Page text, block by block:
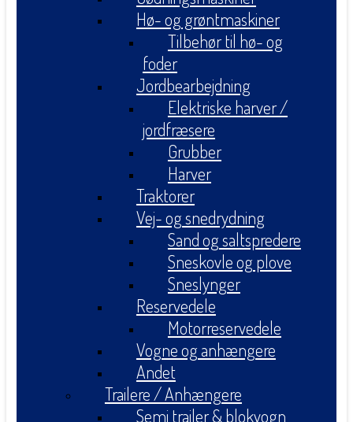
Hø- og grøntmaskiner
Tilbehør til hø- og
foder
Jordbearbejdning
Elektriske harver /
jordfræsere
Grubber
Harver
Traktorer
Vej- og snedrydning
Sand og saltspredere
Sneskovle og plove
Sneslynger
Reservedele
Motorreservedele
Vogne og anhængere
Andet
Trailere / Anhængere
Semi trailer & blokvogn